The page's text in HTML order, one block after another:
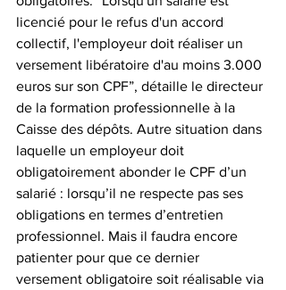
licencié pour le refus d'un accord
collectif, l'employeur doit réaliser un
versement libératoire d'au moins 3.000
euros sur son CPF”, détaille le directeur
de la formation professionnelle à la
Caisse des dépôts. Autre situation dans
laquelle un employeur doit
obligatoirement abonder le CPF d’un
salarié : lorsqu’il ne respecte pas ses
obligations en termes d’entretien
professionnel. Mais il faudra encore
patienter pour que ce dernier
versement obligatoire soit réalisable via